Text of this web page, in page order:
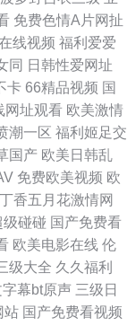
免费色情A片网扯
线视频 福利爱爱
同 日韩性爱网址
卡 66精品视频 国
网址观看 欧美激情
潮一区 福利姬足交
国产 欧美日韩乱
免费欧美视频 欧
丁香五月花激情网
级碰碰 国产免费看
欧美电影在线 伦
级大全 久久福利
字幕bt原声 三级日
站 国产免费看视频